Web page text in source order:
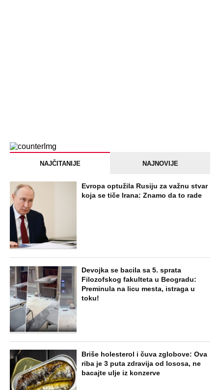
NAJČITANIJE NAJNOVIJE
Evropa optužila Rusiju za važnu stvar
koja se tiče Irana: Znamo da to rade
Devojka se bacila sa 5. sprata
Filozofskog fakulteta u Beogradu:
Preminula na licu mesta, istraga u
toku!
Briše holesterol i čuva zglobove: Ova
riba je 3 puta zdravija od lososa, ne
bacajte ulje iz konzerve